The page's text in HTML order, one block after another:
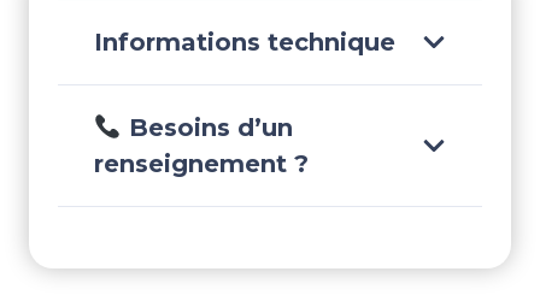
Informations technique
Besoins d’un
renseignement ?